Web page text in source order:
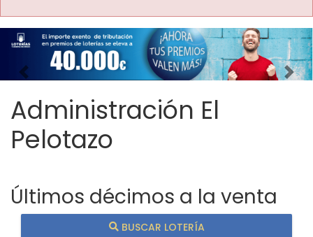
Imagen anterior
Administración El
Pelotazo
Últimos décimos a la venta
BUSCAR LOTERÍA